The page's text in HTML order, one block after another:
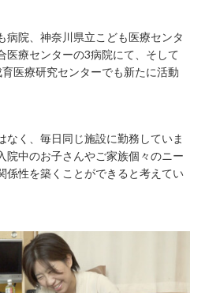
病院、神奈川県立こども医療センタ
医療センターの3病院にて、そして
医療研究センターでも新たに活動
なく、毎日同じ施設に勤務していま
院中のお子さんやご家族個々のニー
係性を築くことができると考えてい